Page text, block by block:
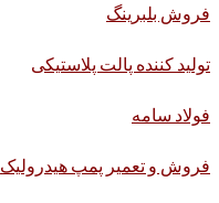
فروش بلبرینگ
تولید کننده پالت پلاستیکی
فولاد سامه
فروش و تعمیر پمپ هیدرولیک